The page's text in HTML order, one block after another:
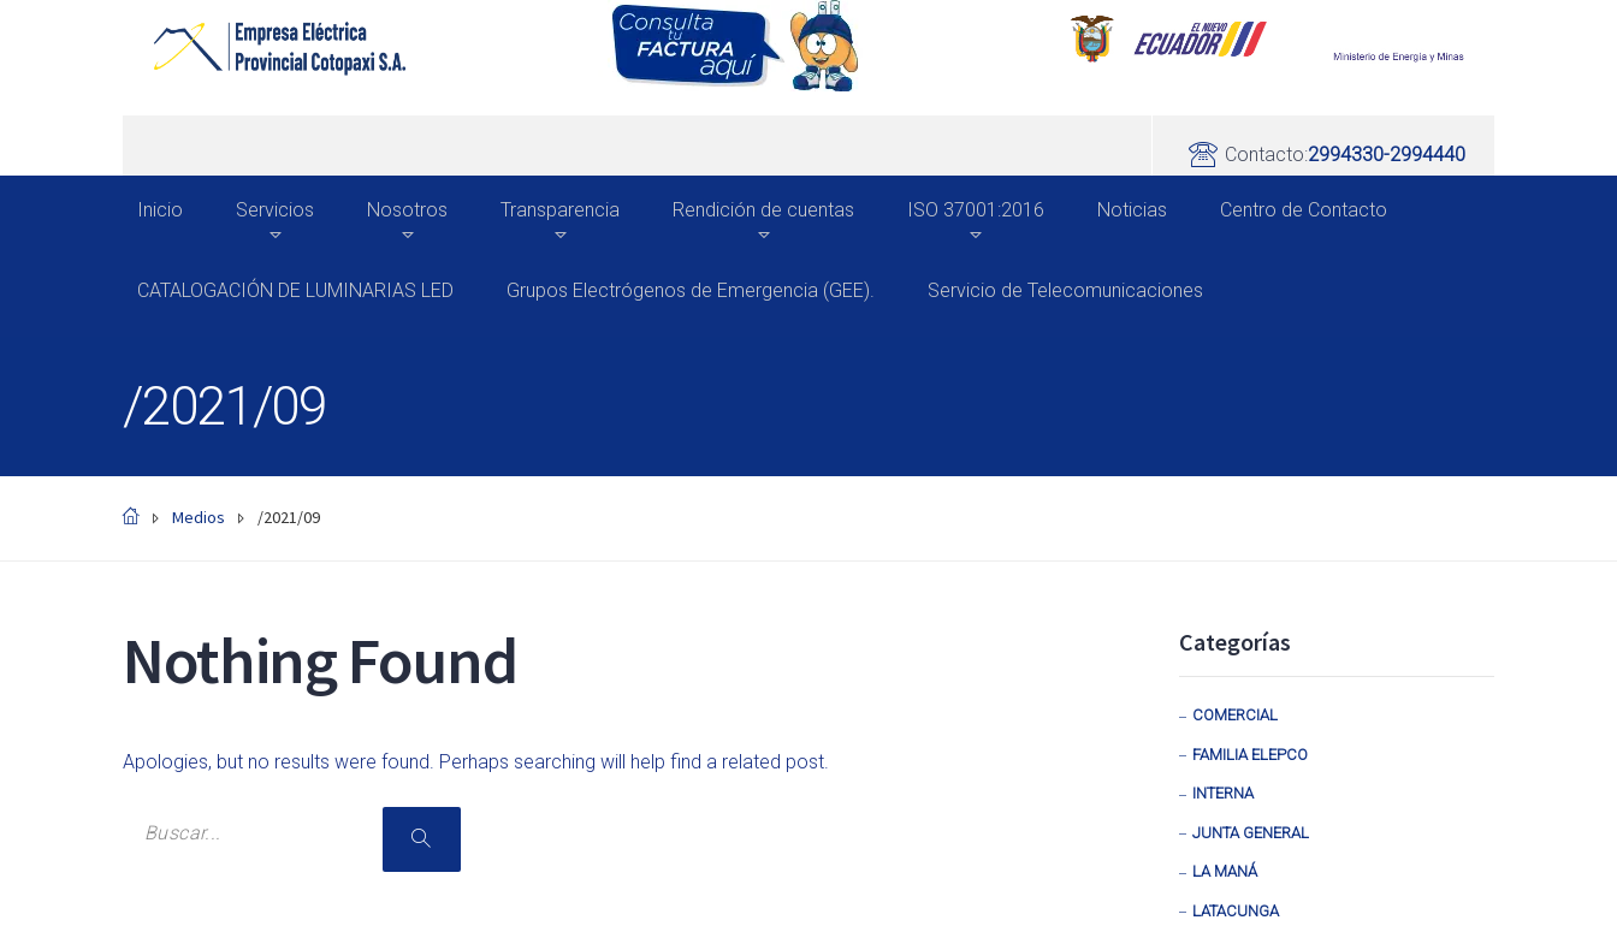
Contacto:2994330-2994440
Inicio Servicios Nosotros Transparencia Rendición de cuentas ISO 37001:2016 Noticias Centro de Contacto
CATALOGACIÓN DE LUMINARIAS LED Grupos Electrógenos de Emergencia (GEE). Servicio de Telecomunicaciones
/2021/09
Medios /2021/09
Nothing Found
Apologies, but no results were found. Perhaps searching will help find a related post.
Categorías
COMERCIAL
FAMILIA ELEPCO
INTERNA
JUNTA GENERAL
LA MANÁ
LATACUNGA